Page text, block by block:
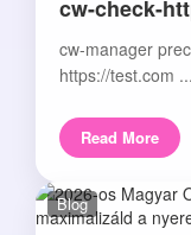
cw-check-
cw-manager
https://test.com ...
Read More
Blog